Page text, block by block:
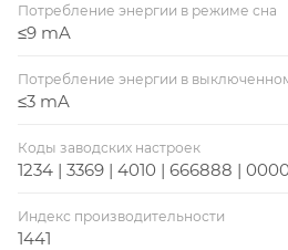
Потребление энергии в режиме сна
≤9 mA
Потребление энергии в
≤3 mA
Коды заводских настроек
1234 | 3369 | 4010 | 666888 |
Индекс производительности
1441